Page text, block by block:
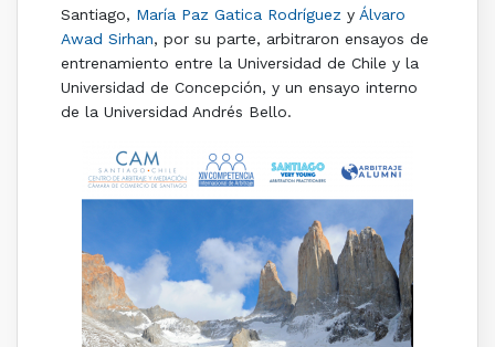
Santiago, María Paz Gatica Rodríguez y Álvaro
Awad Sirhan, por su parte, arbitraron ensayos de
entrenamiento entre la Universidad de Chile y la
Universidad de Concepción, y un ensayo interno
de la Universidad Andrés Bello.